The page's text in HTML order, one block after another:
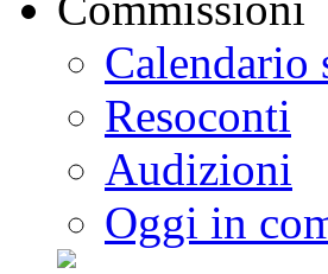
Calendario
Resoconti
Audizioni
Oggi in